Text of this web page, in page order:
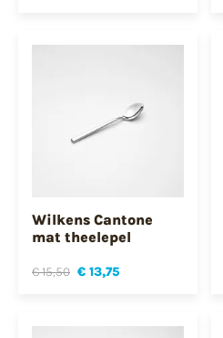
Wilkens Cantone
mat theelepel
€ 15,50 € 13,75